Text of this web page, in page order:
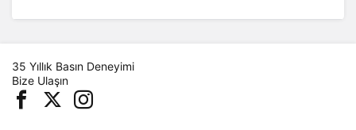
35 Yıllık Basın Deneyimi
Bize Ulaşın